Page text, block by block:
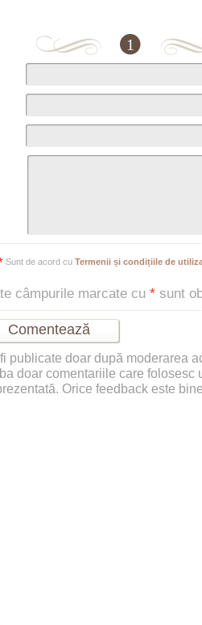
1
Sunt de acord cu Termenii și condițiile de
câmpurile marcate cu * sunt
publicate doar după moderarea
doar comentariile care folosesc
Orice feedback este